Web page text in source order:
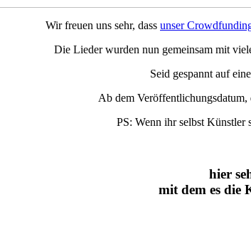
Wir freuen uns sehr, dass unser
Die Lieder wurden nun gemeinsam mit
Seid gespannt auf
Ab dem
PS: Wenn ihr selbst Künstler
hier
mit dem es die